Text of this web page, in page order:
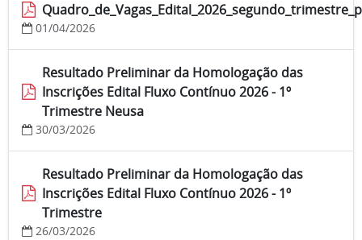
01/04/2026
Resultado Preliminar da Homologação das
Inscrições Edital Fluxo Contínuo 2026 - 1º
Trimestre Neusa
30/03/2026
Resultado Preliminar da Homologação das
Inscrições Edital Fluxo Contínuo 2026 - 1º
Trimestre
26/03/2026